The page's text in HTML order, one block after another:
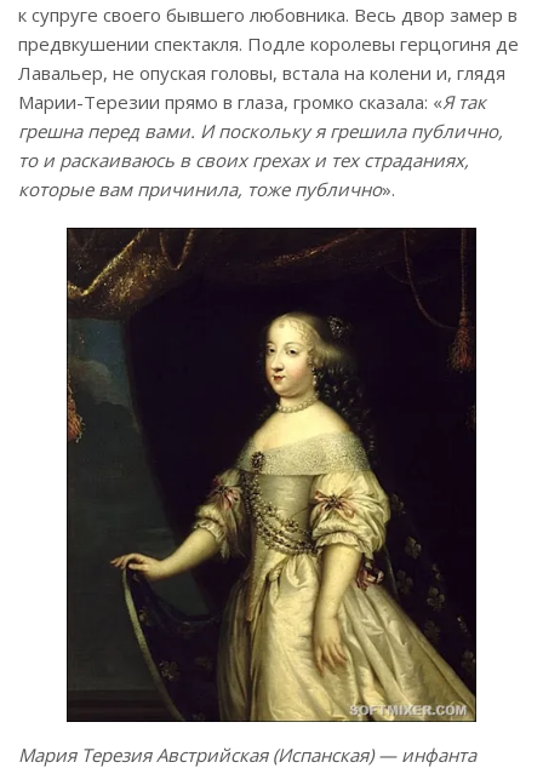
к супруге своего бывшего любовника. Весь двор замер в
предвкушении спектакля. Подле королевы герцогиня де
Лавальер, не опуская головы, встала на колени и, глядя
Марии-Терезии прямо в глаза, громко сказала: «Я так
грешна перед вами. И поскольку я грешила публично,
то и раскаиваюсь в своих грехах и тех страданиях,
которые вам причинила, тоже публично».
Мария Терезия Австрийская (Испанская) — инфанта